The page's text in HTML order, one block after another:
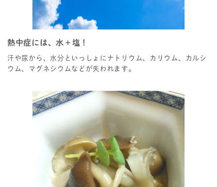
熱中症には、水＋塩！
汗や尿から、水分といっしょにナトリウム、カリウム、カルシ
ウム、マグネシウムなどが失われます。